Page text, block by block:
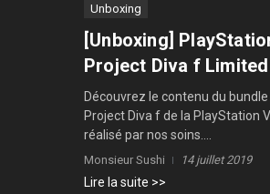
Unboxing
[Unboxing]
Project Diva f
Découvrez le contenu du
Project Diva f de la PlayStation
réalisé par nos soins....
Monsieur Sushi 14 juillet 2019
Lire la suite >>